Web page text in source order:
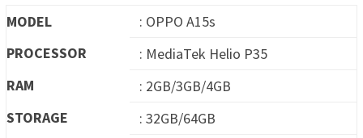
MODEL
: OPPO A15s
PROCESSOR
: MediaTek Helio P35
RAM
: 2GB/3GB/4GB
STORAGE
: 32GB/64GB